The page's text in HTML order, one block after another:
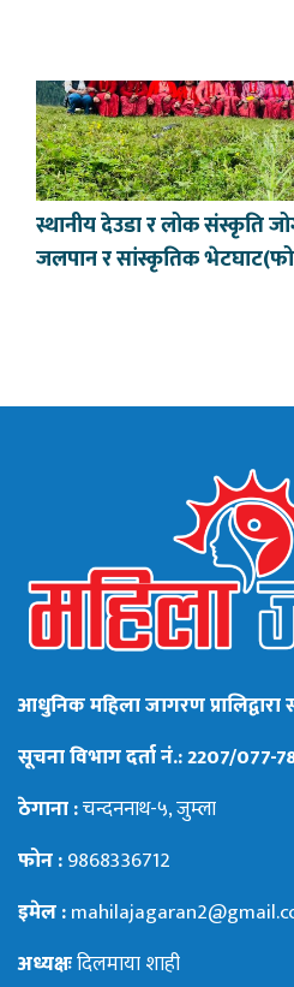
स्थानीय देउडा र लोक संस्कृति
जलपान र सांस्कृतिक
आधुनिक महिला जागरण प्रालिद्वारा
सूचना विभाग दर्ता नं.: 2207/077-
ठेगाना :चन्दननाथ-५, जुम्ला
फोन :9868336712
इमेल :
अध्यक्षःदिलमाया शाही